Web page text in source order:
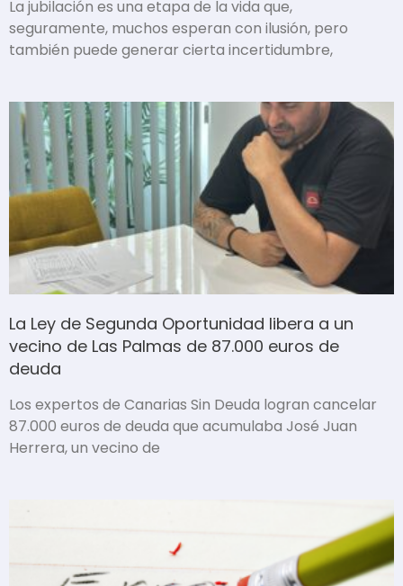
La jubilación es una etapa de la vida que,
seguramente, muchos esperan con ilusión, pero
también puede generar cierta incertidumbre,
La Ley de Segunda Oportunidad libera a un
vecino de Las Palmas de 87.000 euros de
deuda
Los expertos de Canarias Sin Deuda logran cancelar
87.000 euros de deuda que acumulaba José Juan
Herrera, un vecino de